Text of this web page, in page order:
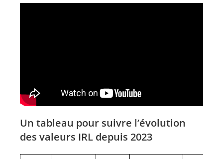
Un tableau pour suivre l’évolution
des valeurs IRL depuis 2023